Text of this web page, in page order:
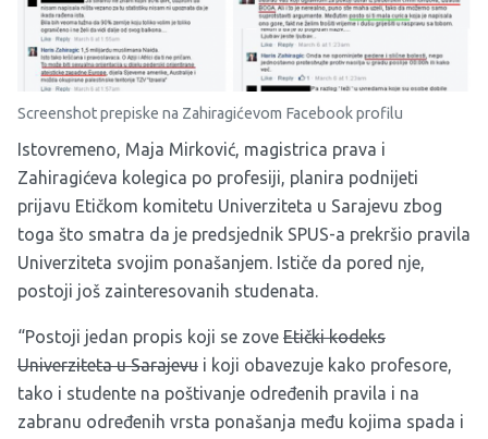
Screenshot prepiske na Zahiragićevom Facebook profilu
Istovremeno, Maja Mirković, magistrica prava i
Zahiragićeva kolegica po profesiji, planira podnijeti
prijavu Etičkom komitetu Univerziteta u Sarajevu zbog
toga što smatra da je predsjednik SPUS-a prekršio pravila
Univerziteta svojim ponašanjem. Ističe da pored nje,
postoji još zainteresovanih studenata.
“Postoji jedan propis koji se zove Etički kodeks
Univerziteta u Sarajevu i koji obavezuje kako profesore,
tako i studente na poštivanje određenih pravila i na
zabranu određenih vrsta ponašanja među kojima spada i